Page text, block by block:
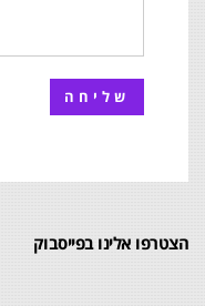
הצטרפו אלינו בפייסבוק